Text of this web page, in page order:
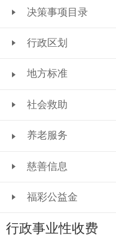
决策事项目录
行政区划
地方标准
社会救助
养老服务
慈善信息
福彩公益金
行政事业性收费